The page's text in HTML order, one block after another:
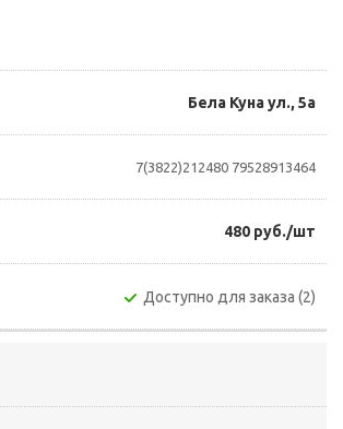
Бела Куна ул., 5а
7(3822)212480 79528913464
480 руб./шт
Доступно для заказа (2)